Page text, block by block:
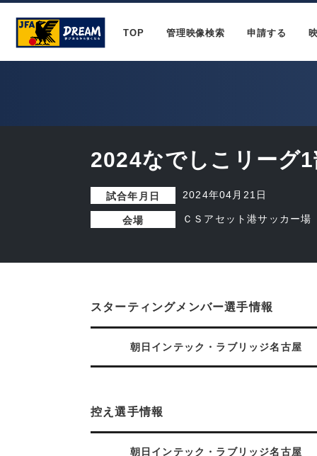
TOP 管理映像検索 申請する
2024なでしこリーグ
試合年月日 2024年04月21日
会場 ＣＳアセット港サッカー場
スターティングメンバー選手情報
朝日インテック・ラブリッジ名古屋
控え選手情報
朝日インテック・ラブリッジ名古屋